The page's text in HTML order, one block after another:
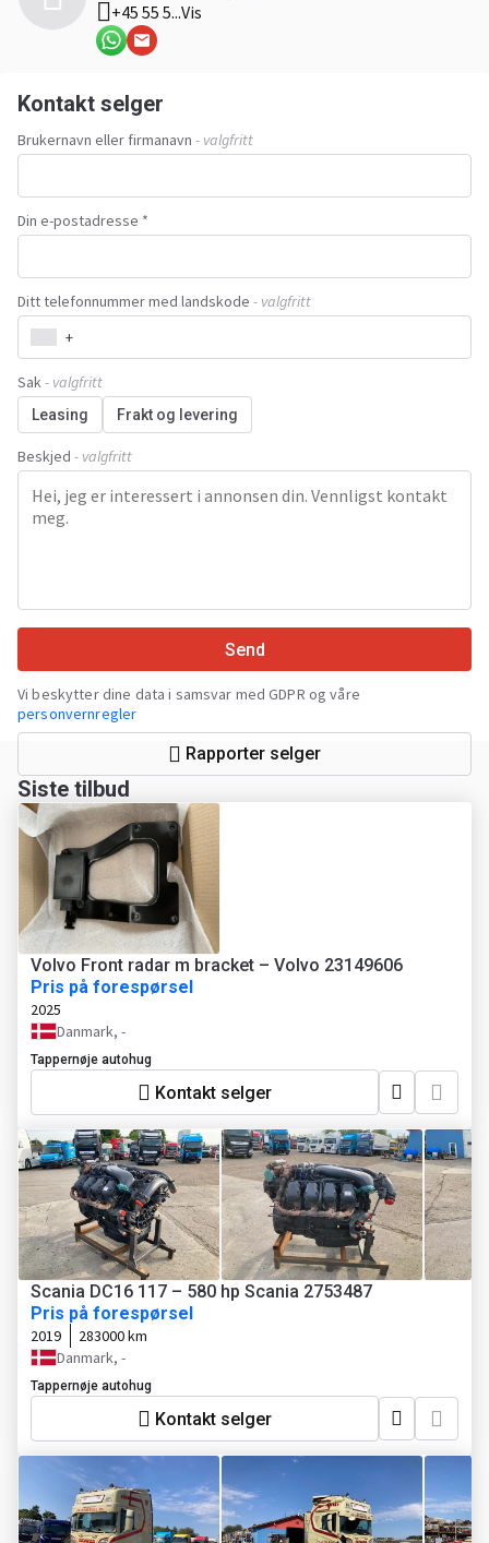
+45 55 5...Vis
Kontakt selger
Brukernavn eller firmanavn - valgfritt
Din e-postadresse *
Ditt telefonnummer med landskode - valgfritt
+
Sak- valgfritt
Leasing Frakt og levering
Beskjed - valgfritt
Send
Vi beskytter dine data i samsvar med GDPR og våre
personvernregler
Rapporter selger
Siste tilbud
Volvo Front radar m bracket – Volvo 23149606
Pris på forespørsel
2025
Danmark, -
Tappernøje autohug
Kontakt selger
Scania DC16 117 – 580 hp Scania 2753487
Pris på forespørsel
2019
283000 km
Danmark, -
Tappernøje autohug
Kontakt selger